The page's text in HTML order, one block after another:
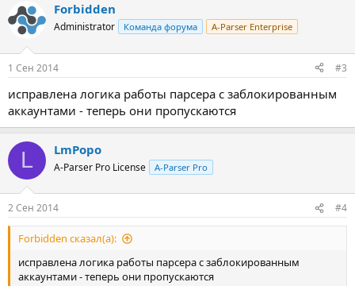
Forbidden
Administrator Команда форума A-Parser Enterprise
1 Сен 2014 #3
исправлена логика работы парсера с заблокированным
аккаунтами - теперь они пропускаются
L LmPopo
A-Parser Pro License A-Parser Pro
2 Сен 2014 #4
Forbidden сказал(а):
исправлена логика работы парсера с заблокированным
аккаунтами - теперь они пропускаются